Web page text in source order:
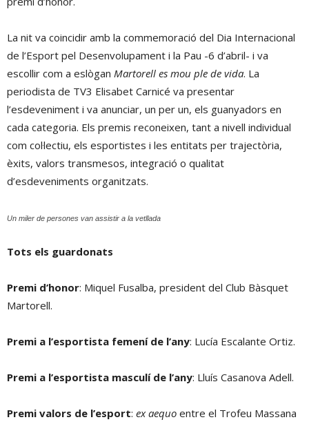
La nit va coincidir amb la commemoració del Dia Internacional
de l’Esport pel Desenvolupament i la Pau -6 d’abril- i va
escollir com a eslògan Martorell es mou ple de vida. La
periodista de TV3 Elisabet Carnicé va presentar
l’esdeveniment i va anunciar, un per un, els guanyadors en
cada categoria. Els premis reconeixen, tant a nivell individual
com col·lectiu, els esportistes i les entitats per trajectòria,
èxits, valors transmesos, integració o qualitat
d’esdeveniments organitzats.
Un miler de persones van assistir a la vetllada
Tots els guardonats
Premi d’honor: Miquel Fusalba, president del Club Bàsquet
Martorell.
Premi a l’esportista femení de l’any: Lucía Escalante Ortiz.
Premi a l’esportista masculí de l’any: Lluís Casanova Adell.
Premi valors de l’esport: ex aequo entre el Trofeu Massana